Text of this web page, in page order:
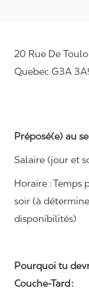
20 Rue De
Quebec G3A
Préposé(e) au
Salaire (jour et
Horaire :Temps
soir (à
disponibilités)
Pourquoi tu
Couche-Tard :